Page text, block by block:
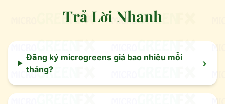
Trả Lời Nhanh
Đăng ký microgreens giá bao nhiêu mỗi
tháng?
›